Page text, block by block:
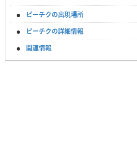
ピーチクの出現場所
ピーチクの詳細情報
関連情報